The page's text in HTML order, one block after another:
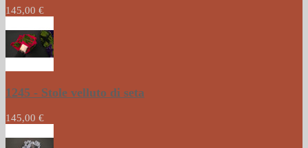
145,00 €
1245 - Stole velluto di seta
145,00 €